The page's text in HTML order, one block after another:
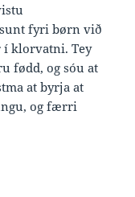
fyri børn við
í klorvatni. Tey
fødd, og sóu at
at byrja at
og færri